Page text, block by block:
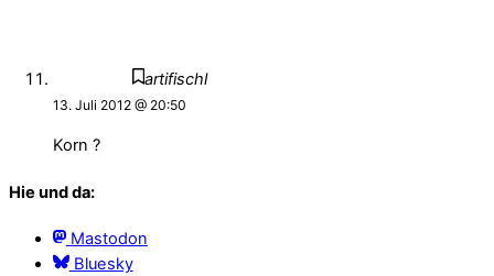
artifischl
13. Juli 2012 @ 20:50
Korn ?
Hie und da:
Mastodon
Bluesky